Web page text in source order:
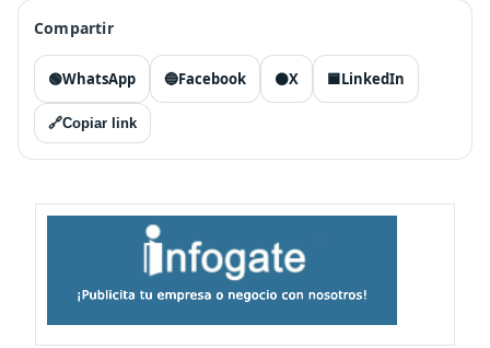
Compartir
🟢WhatsApp 🔵Facebook ⚫X 🟦LinkedIn
🔗Copiar link